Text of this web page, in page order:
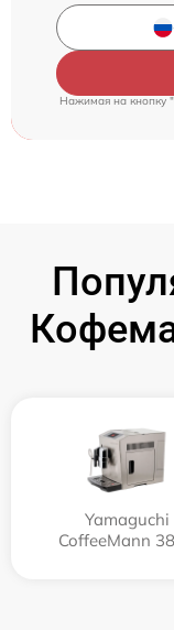
Нажимая на кнопку
Yamaguchi
CoffeeMann